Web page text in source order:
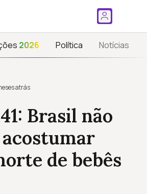
2026 Política Notícias
atrás
Brasil não
acostumar
de bebês